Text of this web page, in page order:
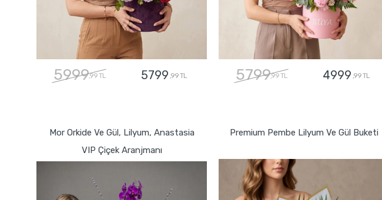
5999,99 TL 5799 ,99 TL 5799,99 TL 4999 ,99 TL
Mor Orkide Ve Gül, Lilyum, Anastasia
VIP Çiçek Aranjmanı
Premium Pembe Lilyum Ve Gül Buketi